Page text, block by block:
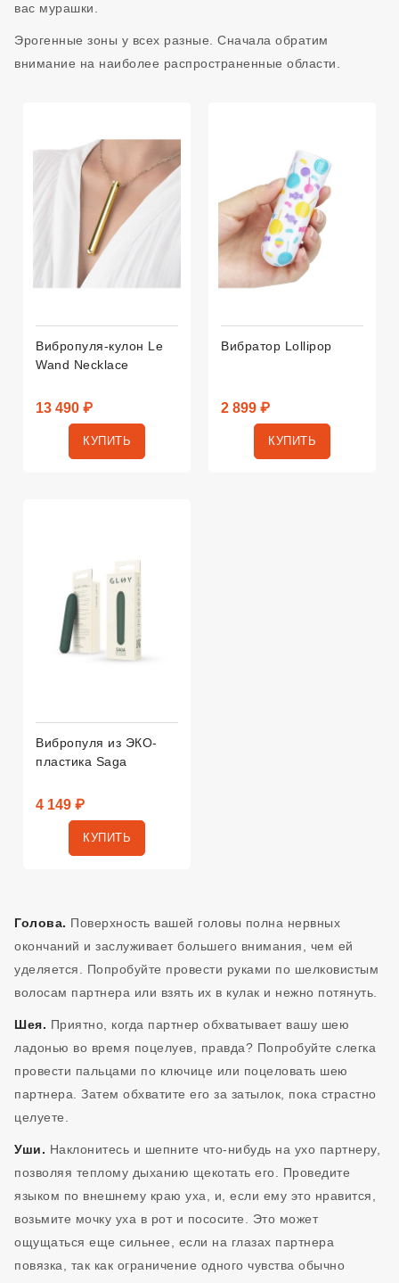
вас мурашки.
Эрогенные зоны у всех разные. Сначала обратим
внимание на наиболее распространенные области.
Вибропуля-кулон Le
Wand Necklace
13 490 ₽
КУПИТЬ
Вибратор Lollipop
2 899 ₽
КУПИТЬ
Вибропуля из ЭКО-
пластика Saga
4 149 ₽
КУПИТЬ
Голова. Поверхность вашей головы полна нервных
окончаний и заслуживает большего внимания, чем ей
уделяется. Попробуйте провести руками по шелковистым
волосам партнера или взять их в кулак и нежно потянуть.
Шея. Приятно, когда партнер обхватывает вашу шею
ладонью во время поцелуев, правда? Попробуйте слегка
провести пальцами по ключице или поцеловать шею
партнера. Затем обхватите его за затылок, пока страстно
целуете.
Уши. Наклонитесь и шепните что-нибудь на ухо партнеру,
позволяя теплому дыханию щекотать его. Проведите
языком по внешнему краю уха, и, если ему это нравится,
возьмите мочку уха в рот и пососите. Это может
ощущаться еще сильнее, если на глазах партнера
повязка, так как ограничение одного чувства обычно